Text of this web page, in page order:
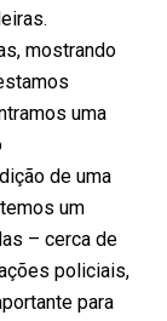
mostrando
uma
de uma
um
– cerca de
policiais,
para